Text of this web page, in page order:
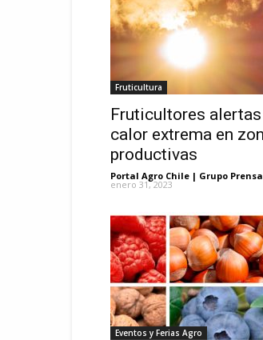
Fruticultura
Fruticultores
calor extrema en
productivas
Portal Agro Chile | Grupo
enero 31, 2023
Eventos y Ferias Agro